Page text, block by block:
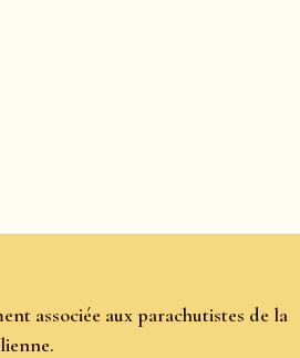
associée aux parachutistes de la